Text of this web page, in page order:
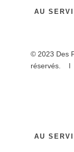
AU
© 2023 Des
réservés. l
AU